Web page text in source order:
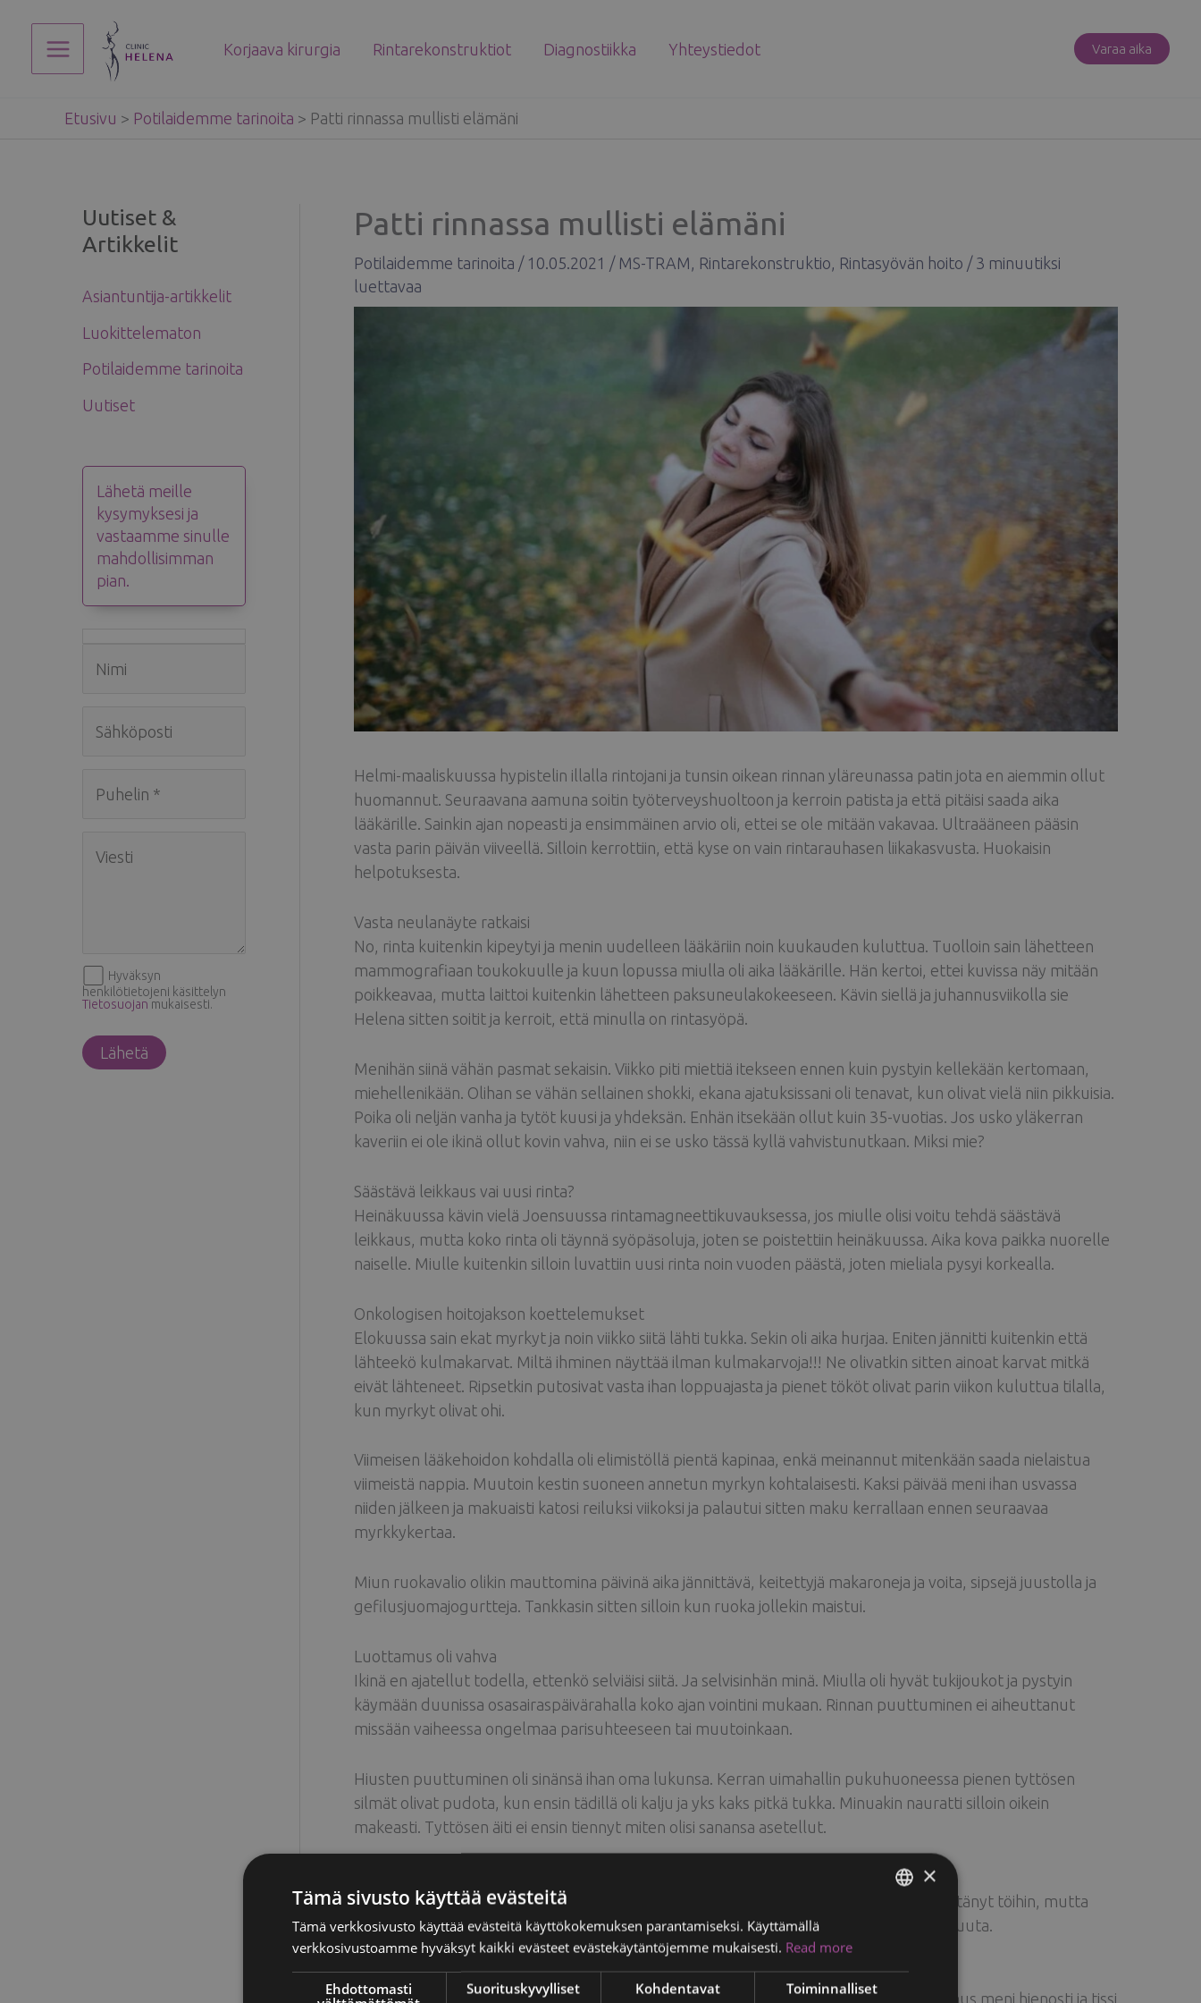
Main
Menu
Korjaava kirurgia Rintarekonstruktiot Diagnostiikka Yhteystiedot Varaa aika
Etusivu > Potilaidemme tarinoita > Patti rinnassa mullisti elämäni
Uutiset &
Artikkelit
Asiantuntija-artikkelit
Luokittelematon
Potilaidemme tarinoita
Uutiset
Lähetä meille
kysymyksesi ja
vastaamme sinulle
mahdollisimman
pian.
Hyväksyn
henkilötietojeni käsittelyn
Tietosuojan mukaisesti.
Patti rinnassa mullisti elämäni
Potilaidemme tarinoita / 10.05.2021 / MS-TRAM , Rintarekonstruktio, Rintasyövän hoito / 3 minuutiksi
luettavaa
Helmi-maaliskuussa hypistelin illalla rintojani ja tunsin oikean rinnan yläreunassa patin jota en aiemmin ollut
huomannut. Seuraavana aamuna soitin työterveyshuoltoon ja kerroin patista ja että pitäisi saada aika
lääkärille. Sainkin ajan nopeasti ja ensimmäinen arvio oli, ettei se ole mitään vakavaa. Ultraääneen pääsin
vasta parin päivän viiveellä. Silloin kerrottiin, että kyse on vain rintarauhasen liikakasvusta. Huokaisin
helpotuksesta.
Vasta neulanäyte ratkaisi
No, rinta kuitenkin kipeytyi ja menin uudelleen lääkäriin noin kuukauden kuluttua. Tuolloin sain lähetteen
mammografiaan toukokuulle ja kuun lopussa miulla oli aika lääkärille. Hän kertoi, ettei kuvissa näy mitään
poikkeavaa, mutta laittoi kuitenkin lähetteen paksuneulakokeeseen. Kävin siellä ja juhannusviikolla sie
Helena sitten soitit ja kerroit, että minulla on rintasyöpä.
Menihän siinä vähän pasmat sekaisin. Viikko piti miettiä itekseen ennen kuin pystyin kellekään kertomaan,
miehellenikään. Olihan se vähän sellainen shokki, ekana ajatuksissani oli tenavat, kun olivat vielä niin pikkuisia.
Poika oli neljän vanha ja tytöt kuusi ja yhdeksän. Enhän itsekään ollut kuin 35-vuotias. Jos usko yläkerran
kaveriin ei ole ikinä ollut kovin vahva, niin ei se usko tässä kyllä vahvistunutkaan. Miksi mie?
Säästävä leikkaus vai uusi rinta?
Heinäkuussa kävin vielä Joensuussa rintamagneettikuvauksessa, jos miulle olisi voitu tehdä säästävä
leikkaus, mutta koko rinta oli täynnä syöpäsoluja, joten se poistettiin heinäkuussa. Aika kova paikka nuorelle
naiselle. Miulle kuitenkin silloin luvattiin uusi rinta noin vuoden päästä, joten mieliala pysyi korkealla.
Onkologisen hoitojakson koettelemukset
Elokuussa sain ekat myrkyt ja noin viikko siitä lähti tukka. Sekin oli aika hurjaa. Eniten jännitti kuitenkin että
lähteekö kulmakarvat. Miltä ihminen näyttää ilman kulmakarvoja!!! Ne olivatkin sitten ainoat karvat mitkä
eivät lähteneet. Ripsetkin putosivat vasta ihan loppuajasta ja pienet tököt olivat parin viikon kuluttua tilalla,
kun myrkyt olivat ohi.
Viimeisen lääkehoidon kohdalla oli elimistöllä pientä kapinaa, enkä meinannut mitenkään saada nielaistua
viimeistä nappia. Muutoin kestin suoneen annetun myrkyn kohtalaisesti. Kaksi päivää meni ihan usvassa
niiden jälkeen ja makuaisti katosi reiluksi viikoksi ja palautui sitten maku kerrallaan ennen seuraavaa
myrkkykertaa.
Miun ruokavalio olikin mauttomina päivinä aika jännittävä, keitettyjä makaroneja ja voita, sipsejä juustolla ja
gefilusjuomajogurtteja. Tankkasin sitten silloin kun ruoka jollekin maistui.
Luottamus oli vahva
Ikinä en ajatellut todella, ettenkö selviäisi siitä. Ja selvisinhän minä. Miulla oli hyvät tukijoukot ja pystyin
käymään duunissa osasairaspäivärahalla koko ajan vointini mukaan. Rinnan puuttuminen ei aiheuttanut
missään vaiheessa ongelmaa parisuhteeseen tai muutoinkaan.
Hiusten puuttuminen oli sinänsä ihan oma lukunsa. Kerran uimahallin pukuhuoneessa pienen tyttösen
silmät olivat pudota, kun ensin tädillä oli kalju ja yks kaks pitkä tukka. Minuakin nauratti silloin oikein
makeasti. Tyttösen äiti ei ensin tiennyt miten olisi sanansa asetellut.
Seuraavan vuoden tammikuussa aloin käydä Kuopiossa sädehoidossa. Silloin en ennättänyt töihin, mutta
sekin vaihe meni tosi hyvin. Kurkku tuli hieman kipeäksi sädetyksen aikana, mutta ei muuta.
Lopputuloksena tunteva rinta
Sinä syksynä sie teitkin miulle hienon
uuden rinnan masusta otetusta palasesta
. Leikkaus meni hienosti ja tissi
×
Tämä sivusto käyttää evästeitä
Tämä verkkosivusto käyttää evästeitä käyttökokemuksen parantamiseksi. Käyttämällä
verkkosivustoamme hyväksyt kaikki evästeet evästekäytäntöjemme mukaisesti. Read more
Ehdottomasti
Suorituskyvylliset Kohdentavat Toiminnalliset